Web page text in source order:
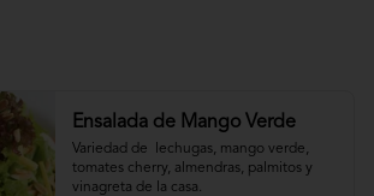
Ensalada de Mango Verde
Variedad de  lechugas, mango verde,
tomates cherry, almendras, palmitos y
vinagreta de la casa.